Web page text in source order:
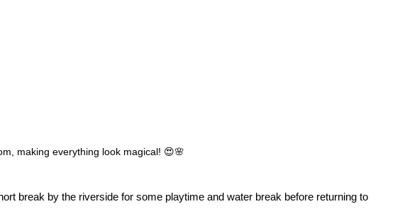
making everything look magical! 😍🌸
break by the riverside for some playtime and water break before returning to